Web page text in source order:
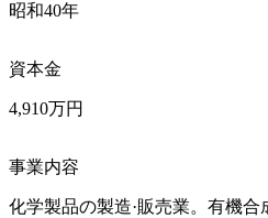
昭和40年
資本金
4,910万円
事業内容
化学製品の製造·販売業。有機